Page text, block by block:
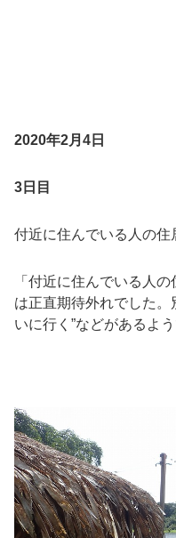
2020年2月4日
3日目
付近に住んでいる人の住
「付近に住んでいる人
は正直期待外れでした。
いに行く”などがあるよう